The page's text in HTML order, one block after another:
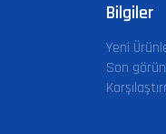
Bilgiler
Yeni
Son